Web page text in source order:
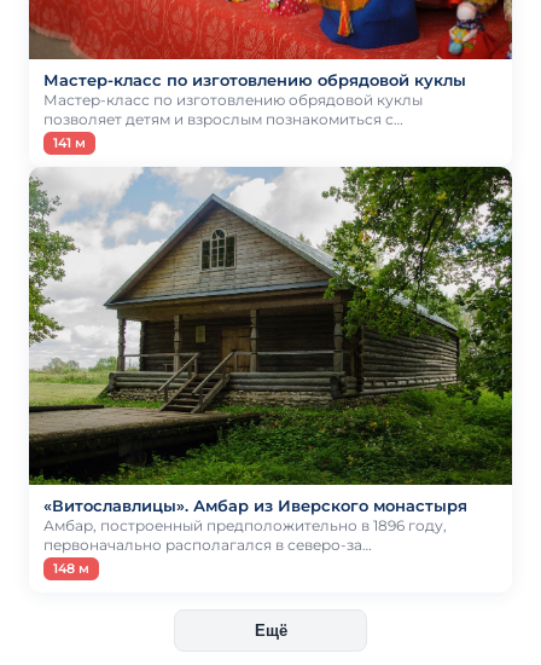
Мастер-класс по изготовлению обрядовой куклы
Мастер-класс по изготовлению обрядовой куклы
позволяет детям и взрослым познакомиться с…
141 м
«Витославлицы». Амбар из Иверского монастыря
Амбар, построенный предположительно в 1896 году,
первоначально располагался в северо-за…
148 м
Ещё